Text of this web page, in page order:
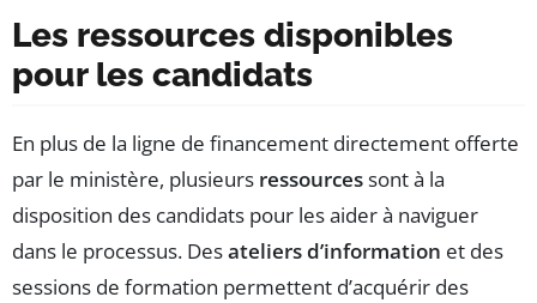
Les ressources disponibles
pour les candidats
En plus de la ligne de financement directement offerte
par le ministère, plusieurs ressourcessont à la
disposition des candidats pour les aider à naviguer
dans le processus. Desateliers d’information et des
sessions de formation permettent d’acquérir des